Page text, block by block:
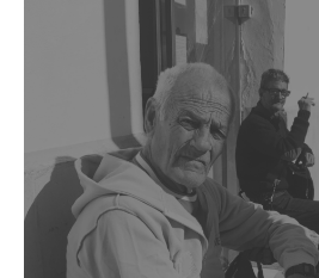
Sin
Hogar